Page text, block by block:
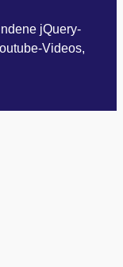
jQuery-
Videos,